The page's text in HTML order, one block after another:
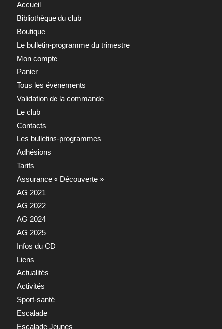
Accueil
Bibliothèque du club
Boutique
Le bulletin-programme du trimestre
Mon compte
Panier
Tous les événements
Validation de la commande
Le club
Contacts
Les bulletins-programmes
Adhésions
Tarifs
Assurance « Découverte »
AG 2021
AG 2022
AG 2024
AG 2025
Infos du CD
Liens
Actualités
Activités
Sport-santé
Escalade
Escalade Jeunes